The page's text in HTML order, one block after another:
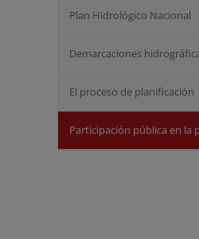
Plan Hidrológico Nacional
Demarcaciones
El proceso de planificación
Participación pública en la